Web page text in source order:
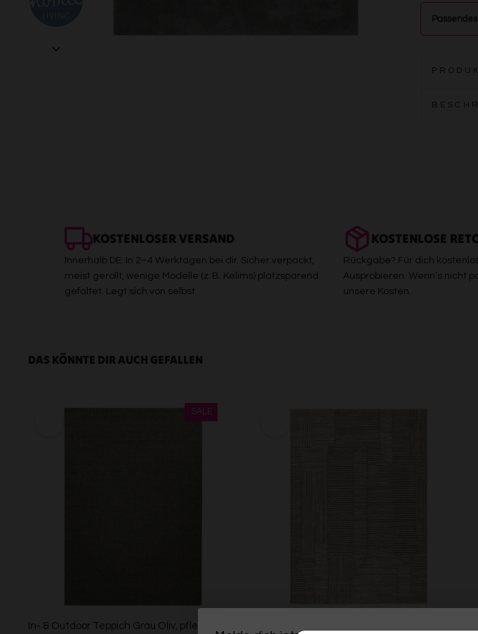
KOSTENLOSER VERSAND
Innerhalb DE: In 2–4 Werktagen bei dir. Sicher verpackt,
meist gerollt, wenige Modelle (z. B. Kelims) platzsparend
gefaltet. Legt sich von selbst
KOSTENLOSE
Rückgabe? Für dich
Ausprobieren. Wenn’s nicht
unsere Kosten.
DAS KÖNNTE DIR AUCH GEFALLEN
In- & Outdoor Teppich Grau Oliv, pflegeleicht